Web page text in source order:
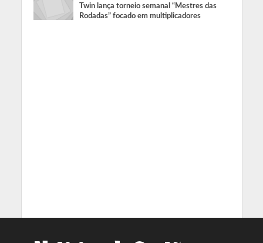
Twin lança torneio semanal “Mestres das
Rodadas” focado em multiplicadores